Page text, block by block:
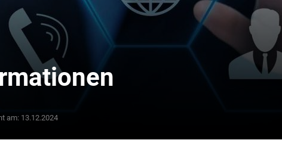
am: 13.12.2024